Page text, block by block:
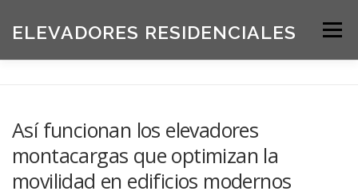
contenido
ELEVADORES RESIDENCIALES Menú
SOLICITE UNA COTIZACIÓN BLOG
Así funcionan los elevadores
montacargas que optimizan la
movilidad en edificios modernos